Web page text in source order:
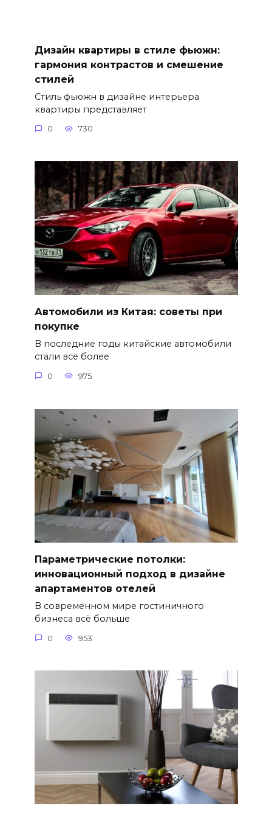
Дизайн квартиры в стиле фьюжн:
гармония контрастов и смешение
стилей
Стиль фьюжн в дизайне интерьера
квартиры представляет
0 730
Автомобили из Китая: советы при
покупке
В последние годы китайские автомобили
стали всё более
0 975
Параметрические потолки:
инновационный подход в дизайне
апартаментов отелей
В современном мире гостиничного
бизнеса всё больше
0 953